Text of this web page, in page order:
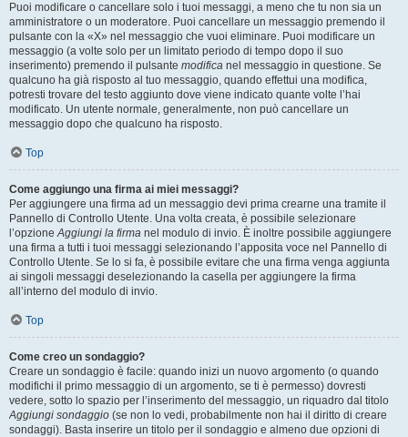
Puoi modificare o cancellare solo i tuoi messaggi, a meno che tu non sia un
amministratore o un moderatore. Puoi cancellare un messaggio premendo il
pulsante con la «X» nel messaggio che vuoi eliminare. Puoi modificare un
messaggio (a volte solo per un limitato periodo di tempo dopo il suo
inserimento) premendo il pulsante modifica nel messaggio in questione. Se
qualcuno ha già risposto al tuo messaggio, quando effettui una modifica,
potresti trovare del testo aggiunto dove viene indicato quante volte l’hai
modificato. Un utente normale, generalmente, non può cancellare un
messaggio dopo che qualcuno ha risposto.
Top
Come aggiungo una firma ai miei messaggi?
Per aggiungere una firma ad un messaggio devi prima crearne una tramite il
Pannello di Controllo Utente. Una volta creata, è possibile selezionare
l’opzioneAggiungi la firma nel modulo di invio. È inoltre possibile aggiungere
una firma a tutti i tuoi messaggi selezionando l’apposita voce nel Pannello di
Controllo Utente. Se lo si fa, è possibile evitare che una firma venga aggiunta
ai singoli messaggi deselezionando la casella per aggiungere la firma
all’interno del modulo di invio.
Top
Come creo un sondaggio?
Creare un sondaggio è facile: quando inizi un nuovo argomento (o quando
modifichi il primo messaggio di un argomento, se ti è permesso) dovresti
vedere, sotto lo spazio per l’inserimento del messaggio, un riquadro dal titolo
Aggiungi sondaggio (se non lo vedi, probabilmente non hai il diritto di creare
sondaggi). Basta inserire un titolo per il sondaggio e almeno due opzioni di